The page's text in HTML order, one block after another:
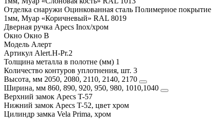
Отделка снаружи Оцинкованная сталь Полимерное покрытие
1мм, Муар «Коричневый» RAL 8019
Дверная ручка Apecs Inox/хром
Окно Окно B
Модель Алерт
Артикул Alert.H-Pr.2
Толщина металла в полотне (мм) 1
Количество контуров уплотнения, шт. 3
Высота, мм 2050, 2080, 2110, 2140, 2170
Ширина, мм 860, 890, 920, 950, 980, 1010,1040
Верхний замок Apecs T-57
Нижний замок Apecs T-52, цвет хром
Цилиндр замка Vela Prima, хром